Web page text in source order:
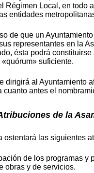
Régimen Local, en todo
entidades
de que un Ayuntamiento
representantes en la
ésta podrá
suficiente.
dirigirá al Ayuntamiento
cuanto antes el
de la
ostentará las siguientes
de los programas y
obras y de servicios.